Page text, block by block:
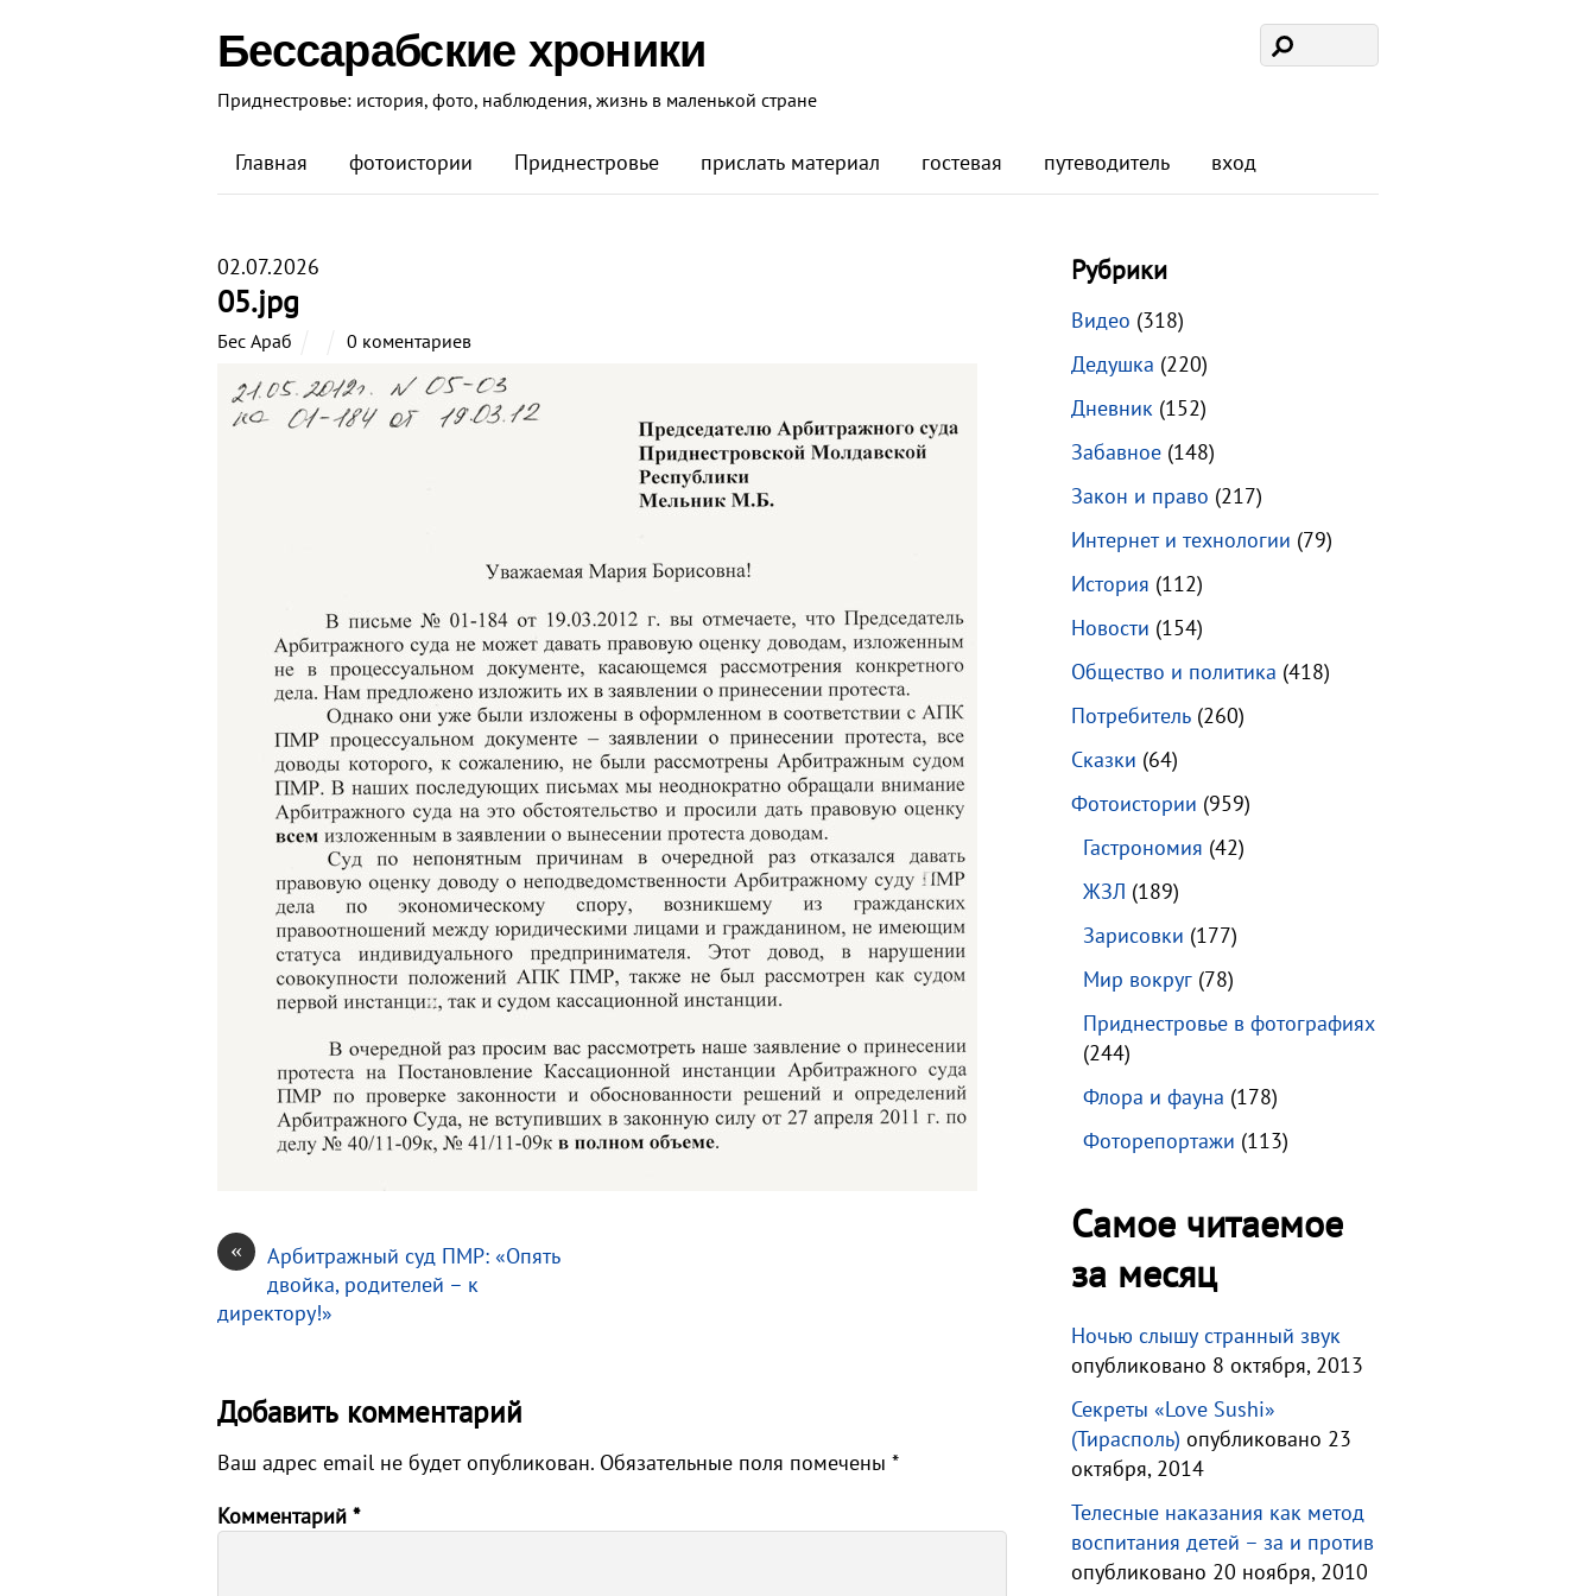
Бессарабские хроники
Приднестровье: история, фото, наблюдения, жизнь в маленькой стране
Главная фотоистории Приднестровье прислать материал гостевая путеводитель вход
02.07.2026
05.jpg
Бес Араб 0 коментариев
«
Арбитражный суд ПМР: «Опять
двойка, родителей – к
директору!»
Добавить комментарий
Ваш адрес email не будет опубликован. Обязательные поля помечены *
Комментарий *
Рубрики
Видео (318)
Дедушка (220)
Дневник(152)
Забавное(148)
Закон и право (217)
Интернет и технологии (79)
История (112)
Новости (154)
Общество и политика (418)
Потребитель(260)
Сказки (64)
Фотоистории (959)
Гастрономия (42)
ЖЗЛ (189)
Зарисовки (177)
Мир вокруг(78)
Приднестровье в фотографиях
(244)
Флора и фауна (178)
Фоторепортажи (113)
Самое читаемое
за месяц
Ночью слышу странный звук
опубликовано 8 октября, 2013
Секреты «Love Sushi»
(Тирасполь) опубликовано 23
октября, 2014
Телесные наказания как метод
воспитания детей – за и против
опубликовано 20 ноября, 2010